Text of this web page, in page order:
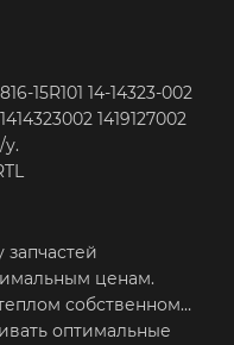
1816-15R101 181615R101 1414375002 1414323002 1419127002
ценам.
собственном
оптимальные